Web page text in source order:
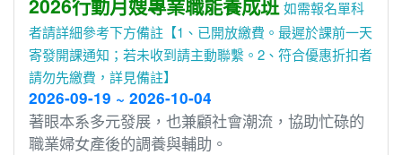
2026行動月嫂專業職能養成班 如需報名單科
者請詳細參考下方備註【1、已開放繳費。最遲於課前一天
寄發開課通知；若未收到請主動聯繫。2、符合優惠折扣者
請勿先繳費，詳見備註】
2026-09-19 ~ 2026-10-04
著眼本系多元發展，也兼顧社會潮流，協助忙碌的
職業婦女產後的調養與輔助。